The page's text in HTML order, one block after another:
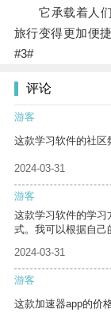
它承载着人们
旅行变得更加便
#3#
评论
游客
这款学习软件的社区
2024-03-31
游客
这款学习软件的学习
式。我可以根据自己
2024-03-31
游客
这款加速器app的价